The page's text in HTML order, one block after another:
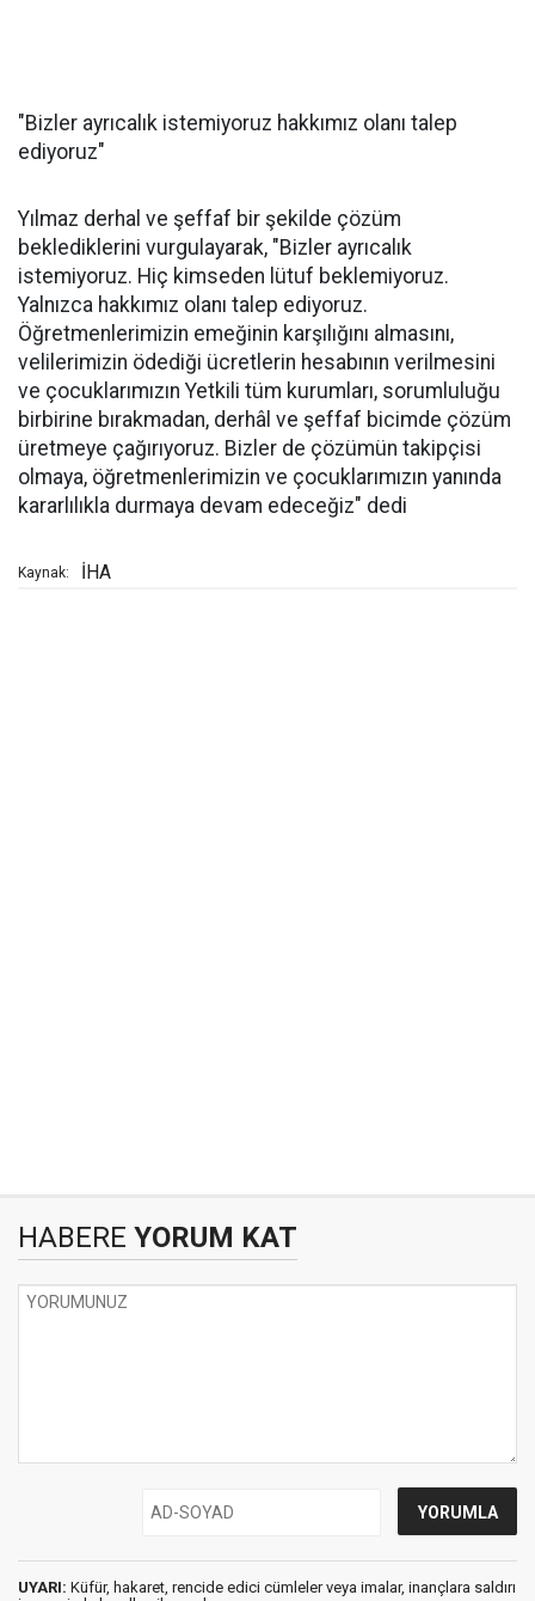
"Bizler ayrıcalık istemiyoruz hakkımız olanı talep
ediyoruz"
Yılmaz derhal ve şeffaf bir şekilde çözüm
beklediklerini vurgulayarak, "Bizler ayrıcalık
istemiyoruz. Hiç kimseden lütuf beklemiyoruz.
Yalnızca hakkımız olanı talep ediyoruz.
Öğretmenlerimizin emeğinin karşılığını almasını,
velilerimizin ödediği ücretlerin hesabının verilmesini
ve çocuklarımızın Yetkili tüm kurumları, sorumluluğu
birbirine bırakmadan, derhâl ve şeffaf bicimde çözüm
üretmeye çağırıyoruz. Bizler de çözümün takipçisi
olmaya, öğretmenlerimizin ve çocuklarımızın yanında
kararlılıkla durmaya devam edeceğiz" dedi
Kaynak: İHA
HABERE YORUM KAT
UYARI: Küfür, hakaret, rencide edici cümleler veya imalar, inançlara saldırı